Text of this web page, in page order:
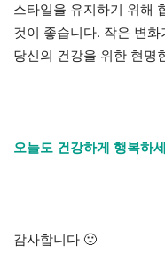
스타일을 유지하기 위해
것이 좋습니다. 작은 변
당신의 건강을 위한 현명
오늘도 건강하게 행복하
감사합니다 🙂